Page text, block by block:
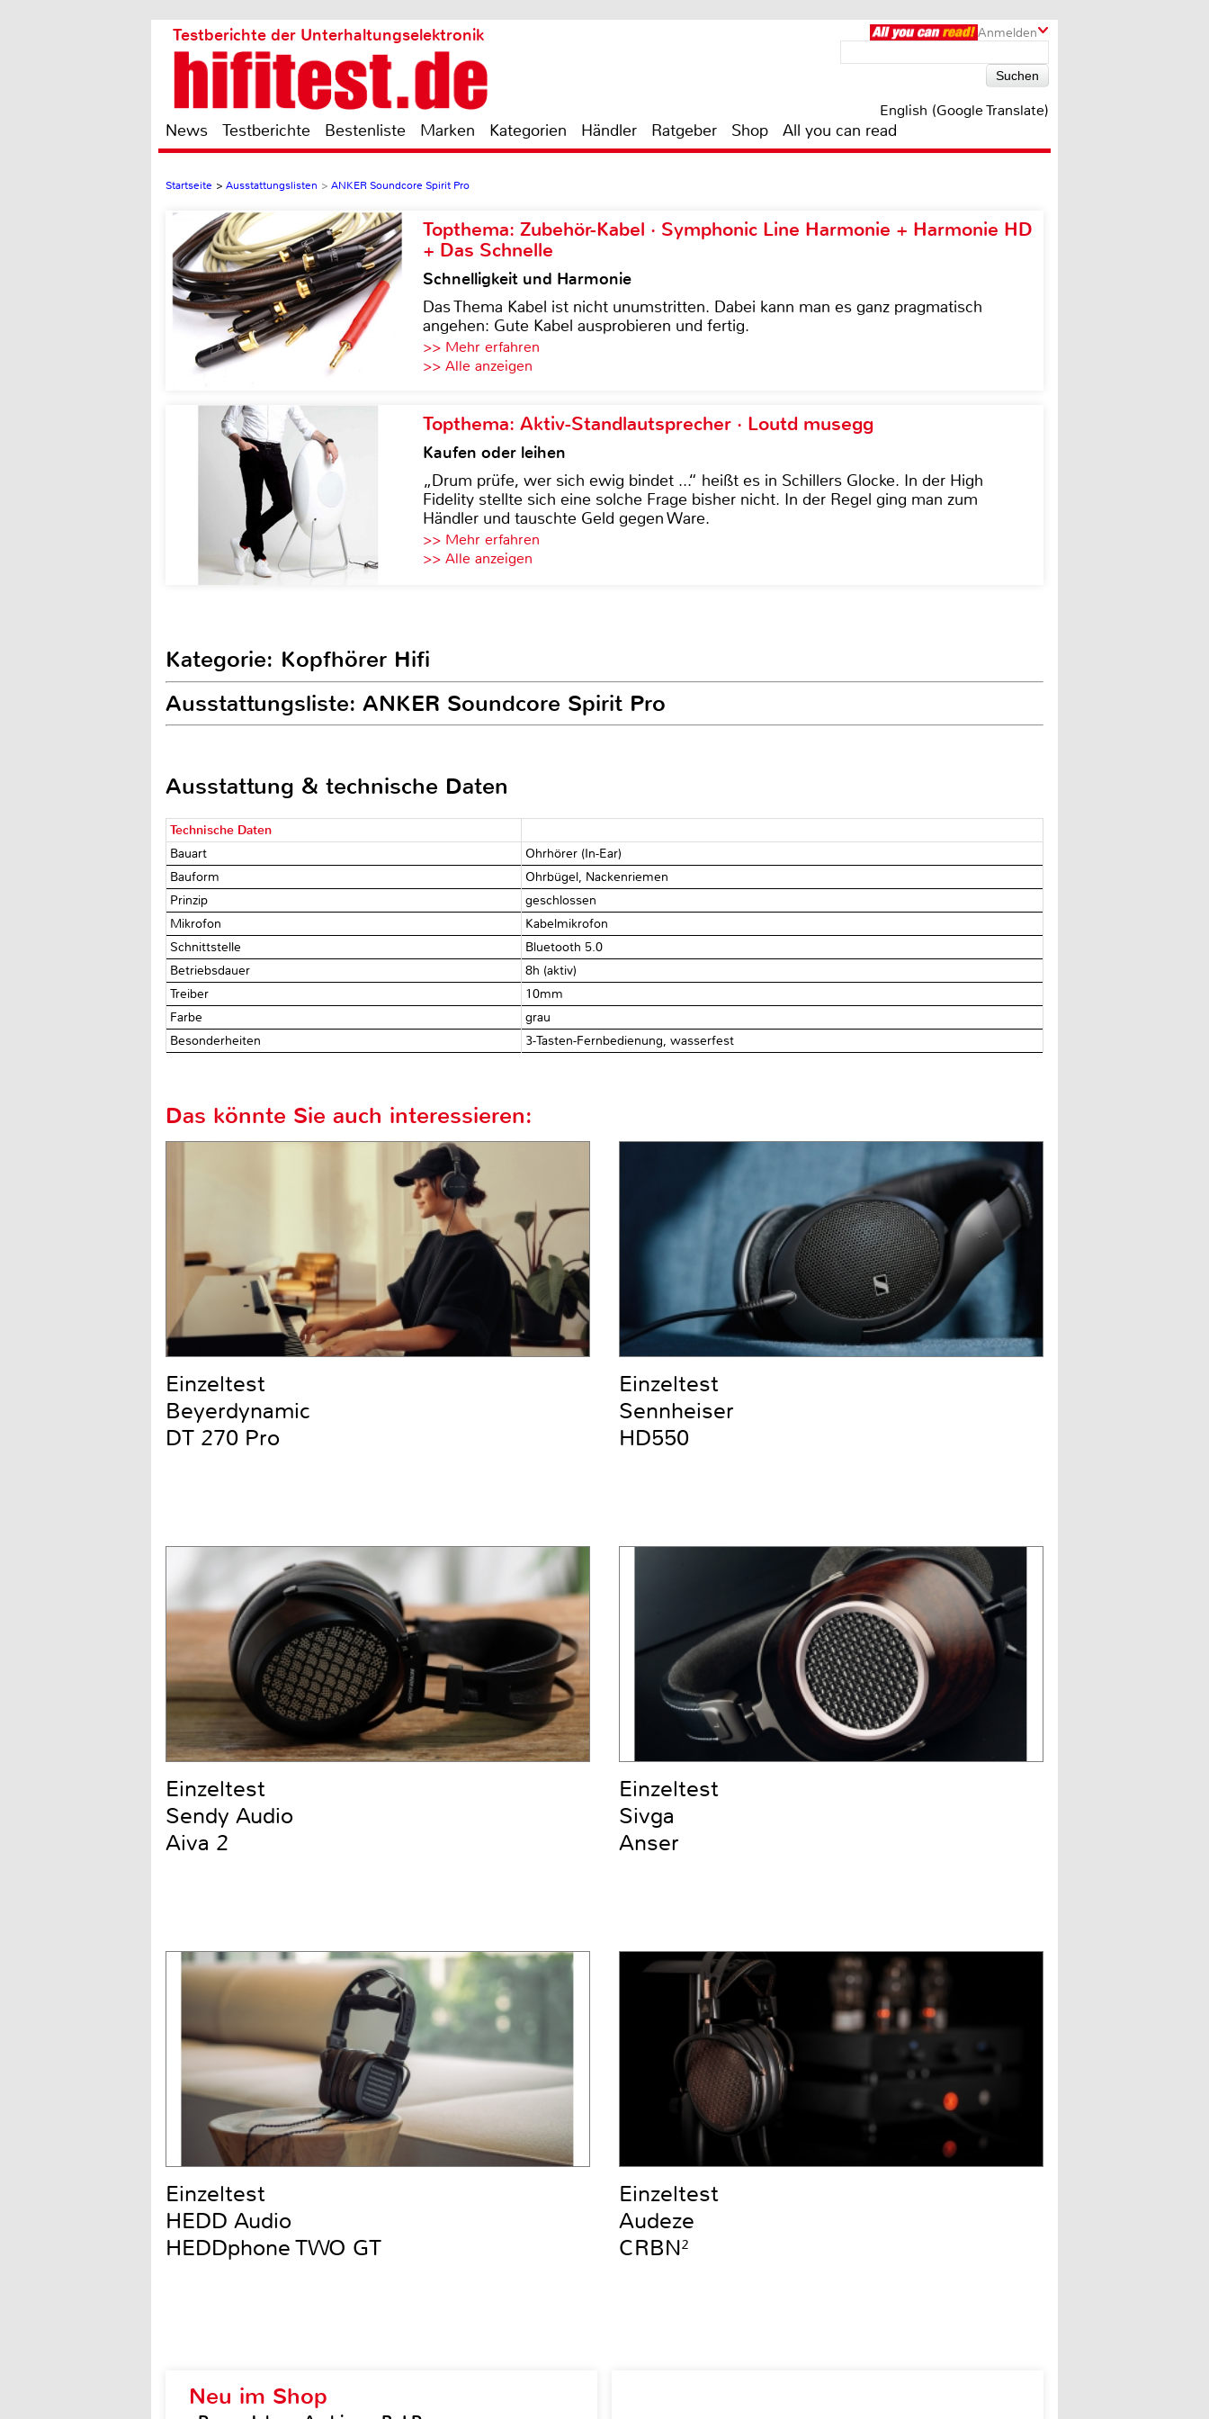
Anmelden
Testberichte der Unterhaltungselektronik
English (Google Translate)
News Testberichte Bestenliste Marken Kategorien Händler Ratgeber Shop All you can read
Startseite > Ausstattungslisten > ANKER Soundcore Spirit Pro
Topthema: Zubehör-Kabel · Symphonic Line Harmonie + Harmonie HD
+ Das Schnelle
Schnelligkeit und Harmonie
Das Thema Kabel ist nicht unumstritten. Dabei kann man es ganz pragmatisch
angehen: Gute Kabel ausprobieren und fertig.
>> Mehr erfahren
>> Alle anzeigen
Topthema: Aktiv-Standlautsprecher · Loutd musegg
Kaufen oder leihen
„Drum prüfe, wer sich ewig bindet ...“ heißt es in Schillers Glocke. In der High
Fidelity stellte sich eine solche Frage bisher nicht. In der Regel ging man zum
Händler und tauschte Geld gegen Ware.
>> Mehr erfahren
>> Alle anzeigen
Kategorie: Kopfhörer Hifi
Ausstattungsliste: ANKER Soundcore Spirit Pro
Ausstattung & technische Daten
Technische Daten
Bauart
Ohrhörer (In-Ear)
Bauform
Ohrbügel, Nackenriemen
Prinzip
geschlossen
Mikrofon
Kabelmikrofon
Schnittstelle
Bluetooth 5.0
Betriebsdauer
8h (aktiv)
Treiber
10mm
Farbe
grau
Besonderheiten
3-Tasten-Fernbedienung, wasserfest
Neu im Shop
Das könnte Sie auch interessieren:
Einzeltest
Beyerdynamic
DT 270 Pro
Einzeltest
Sennheiser
HD550
Einzeltest
Sendy Audio
Aiva 2
Einzeltest
Sivga
Anser
Einzeltest
HEDD Audio
HEDDphone TWO GT
Einzeltest
Audeze
CRBN²